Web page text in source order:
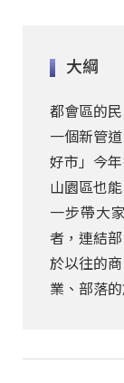
大綱
都會區的
一個新管
好市」今
山園區也
一步帶大
者，連結
於以往的
業、部落